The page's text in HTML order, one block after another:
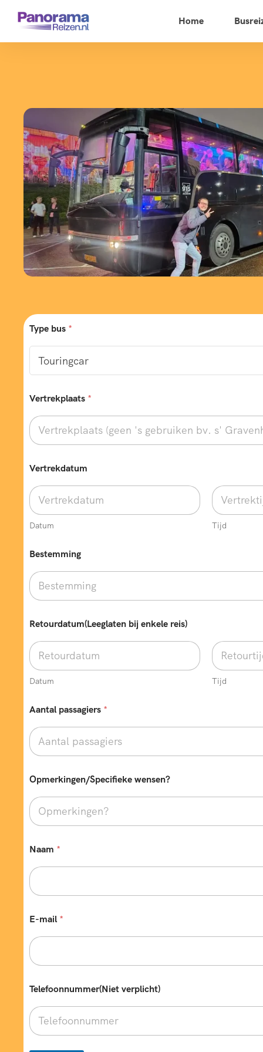
Home
Type bus *
Vertrekplaats *
Vertrekdatum
Datum Tijd
Bestemming
Retourdatum(Leeglaten bij enkele reis)
Datum Tijd
Aantal passagiers *
Opmerkingen/Specifieke wensen?
Naam *
E-mail *
e
t
e
m
Telefoonnummer(Niet verplicht)